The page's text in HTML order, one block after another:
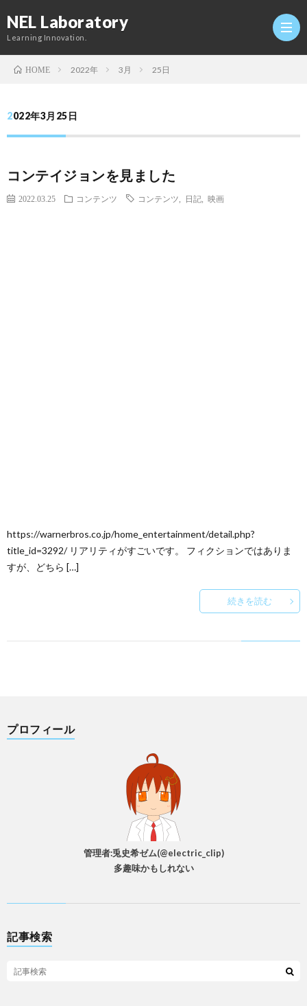
NEL Laboratory
Learning Innovation.
研
HOME 2022年 3月 25日
2022年3月25日
コンテイジョンを見ました
2022.03.25 コンテンツ コンテンツ 日記 映画
https://warnerbros.co.jp/home_entertainment/detail.php?
title_id=3292/ リアリティがすごいです。 フィクションではありま
すが、どちら […]
続きを読む
プロフィール
管理者:兎史希ゼム(@electric_clip)
多趣味かもしれない
記事検索